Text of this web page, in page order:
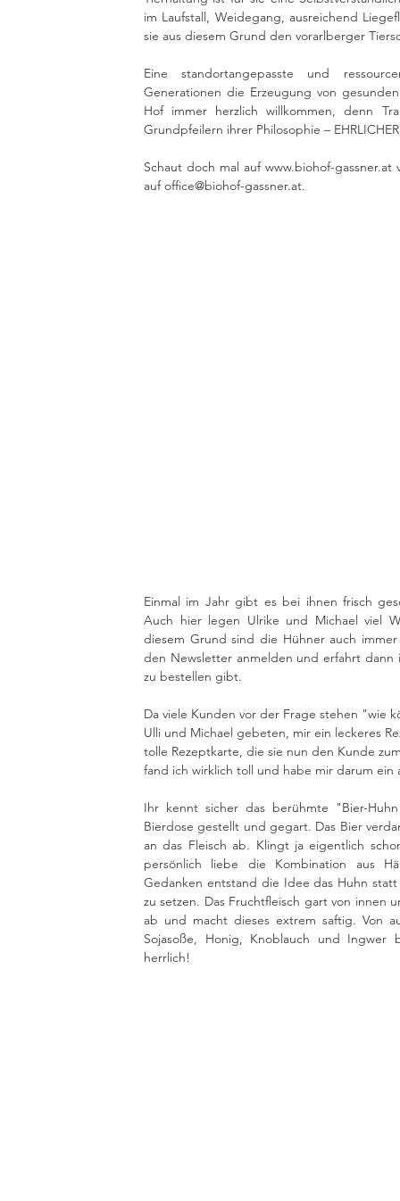
im Laufstall, Weidegang, ausreichend
sie aus diesem Grund den vorarlberger
Eine standortangepasste und
Generationen die Erzeugung von
Hof immer herzlich willkommen, denn
Grundpfeilern ihrer Philosophie –
Schaut doch mal auf www.biohof-gassner.at
auf office@biohof-gassner.at.
Einmal im Jahr gibt es bei ihnen frisch
Auch hier legen Ulrike und Michael viel
diesem Grund sind die Hühner auch
den Newsletter anmelden und erfahrt
zu bestellen gibt.
Da viele Kunden vor der Frage stehen "wie
Ulli und Michael gebeten, mir ein leckeres
tolle Rezeptkarte, die sie nun den Kunde
fand ich wirklich toll und habe mir darum
Ihr kennt sicher das berühmte "Bier-
Bierdose gestellt und gegart. Das Bier
an das Fleisch ab. Klingt ja eigentlich
persönlich liebe die Kombination aus
Gedanken entstand die Idee das Huhn
zu setzen. Das Fruchtfleisch gart von innen
ab und macht dieses extrem saftig. Von
Sojasoße, Honig, Knoblauch und
herrlich!